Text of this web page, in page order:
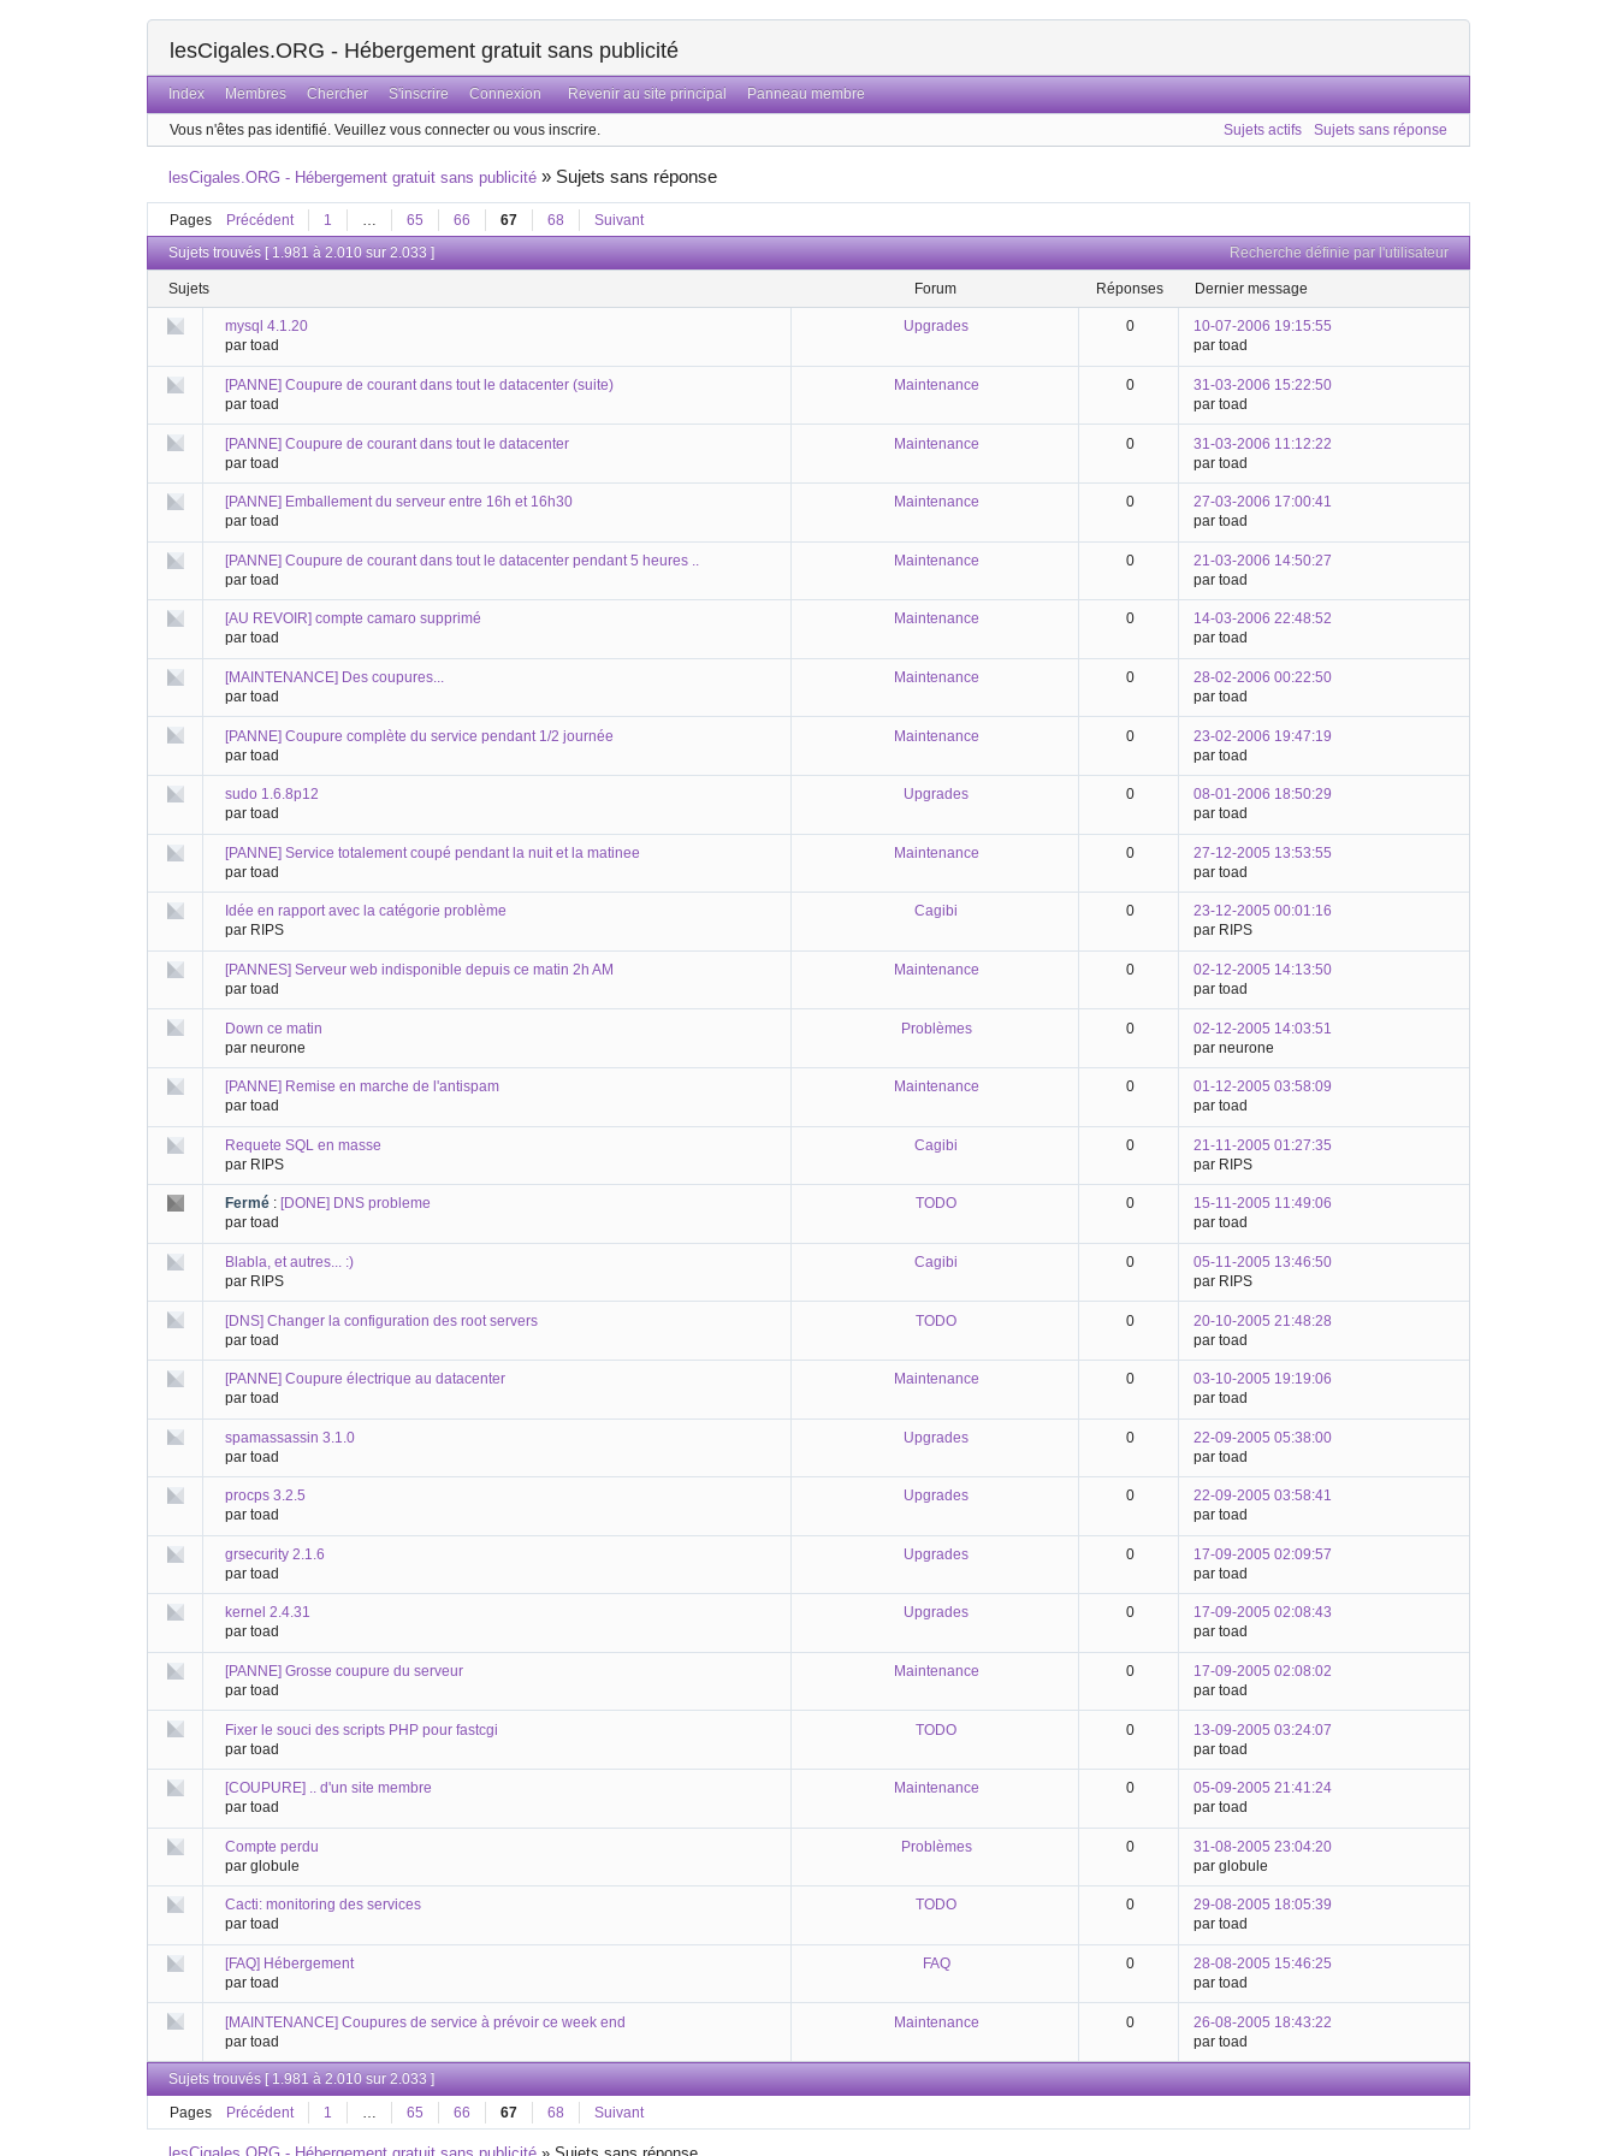
lesCigales.ORG - Hébergement gratuit sans publicité
Index Membres Chercher S'inscrire Connexion Revenir au site principal Panneau membre
Vous n'êtes pas identifié. Veuillez vous connecter ou vous inscrire. Sujets actifs Sujets sans réponse
lesCigales.ORG - Hébergement gratuit sans publicité » Sujets sans réponse
Pages Précédent 1 65 66 67 68
Suivant
Recherche définie par l'utilisateur
Sujets trouvés [ 1.981 à 2.010 sur 2.033 ]
Sujets Forum réponses dernier message
mysql 4.1.20
par toad
Upgrades 0
10-07-2006 19:15:55
par toad
[PANNE] Coupure de courant dans tout le datacenter (suite)
par toad
Maintenance 0
31-03-2006 15:22:50
par toad
[PANNE] Coupure de courant dans tout le datacenter
par toad
Maintenance 0
31-03-2006 11:12:22
par toad
[PANNE] Emballement du serveur entre 16h et 16h30
par toad
Maintenance 0
27-03-2006 17:00:41
par toad
[PANNE] Coupure de courant dans tout le datacenter pendant 5 heures ..
par toad
Maintenance 0
21-03-2006 14:50:27
par toad
[AU REVOIR] compte camaro supprimé
par toad
Maintenance 0
14-03-2006 22:48:52
par toad
[MAINTENANCE] Des coupures...
par toad
Maintenance 0
28-02-2006 00:22:50
par toad
[PANNE] Coupure complète du service pendant 1/2 journée
par toad
Maintenance 0
23-02-2006 19:47:19
par toad
sudo 1.6.8p12
par toad
Upgrades 0
08-01-2006 18:50:29
par toad
[PANNE] Service totalement coupé pendant la nuit et la matinee
par toad
Maintenance 0
27-12-2005 13:53:55
par toad
Idée en rapport avec la catégorie problème
par RIPS
Cagibi 0
23-12-2005 00:01:16
par RIPS
[PANNES] Serveur web indisponible depuis ce matin 2h AM
par toad
Maintenance 0
02-12-2005 14:13:50
par toad
Down ce matin
par neurone
Problèmes 0
02-12-2005 14:03:51
par neurone
[PANNE] Remise en marche de l'antispam
par toad
Maintenance 0
01-12-2005 03:58:09
par toad
Requete SQL en masse
par RIPS
Cagibi 0
21-11-2005 01:27:35
par RIPS
Fermé : [DONE] DNS probleme
par toad
TODO 0
15-11-2005 11:49:06
par toad
Blabla, et autres... :)
par RIPS
Cagibi 0
05-11-2005 13:46:50
par RIPS
[DNS] Changer la configuration des root servers
par toad
TODO 0
20-10-2005 21:48:28
par toad
[PANNE] Coupure électrique au datacenter
par toad
Maintenance 0
03-10-2005 19:19:06
par toad
spamassassin 3.1.0
par toad
Upgrades 0
22-09-2005 05:38:00
par toad
procps 3.2.5
par toad
Upgrades 0
22-09-2005 03:58:41
par toad
grsecurity 2.1.6
par toad
Upgrades 0
17-09-2005 02:09:57
par toad
kernel 2.4.31
par toad
Upgrades 0
17-09-2005 02:08:43
par toad
[PANNE] Grosse coupure du serveur
par toad
Maintenance 0
17-09-2005 02:08:02
par toad
Fixer le souci des scripts PHP pour fastcgi
par toad
TODO 0
13-09-2005 03:24:07
par toad
[COUPURE] .. d'un site membre
par toad
Maintenance 0
05-09-2005 21:41:24
par toad
Compte perdu
par globule
Problèmes 0
31-08-2005 23:04:20
par globule
Cacti: monitoring des services
par toad
TODO 0
29-08-2005 18:05:39
par toad
[FAQ] Hébergement
par toad
FAQ 0
28-08-2005 15:46:25
par toad
[MAINTENANCE] Coupures de service à prévoir ce week end
par toad
Maintenance 0
26-08-2005 18:43:22
par toad
Sujets trouvés [ 1.981 à 2.010 sur 2.033 ]
Pages
Précédent 1 65 66 67 68 Suivant